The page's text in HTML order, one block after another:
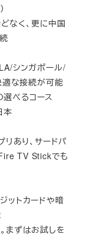
なく、更に中国
シンガポール/
適な接続が可能
べるコース
本
あり、サードパ
TV Stickでも
ットカードや暗
まずはお試しを